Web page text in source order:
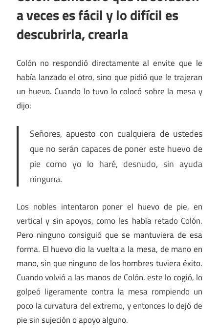
a veces es fácil y lo difícil es
descubrirla, crearla
Colón no respondió directamente al envite que le
había lanzado el otro, sino que pidió que le trajeran
un huevo. Cuando lo tuvo lo colocó sobre la mesa y
dijo:
Señores, apuesto con cualquiera de ustedes
que no serán capaces de poner este huevo de
pie como yo lo haré, desnudo, sin ayuda
ninguna.
Los nobles intentaron poner el huevo de pie, en
vertical y sin apoyos, como les había retado Colón.
Pero ninguno consiguió que se mantuviera de esa
forma. El huevo dio la vuelta a la mesa, de mano en
mano, sin que ninguno de los hombres tuviera éxito.
Cuando volvió a las manos de Colón, este lo cogió, lo
golpeó ligeramente contra la mesa rompiendo un
poco la curvatura del extremo, y entonces lo dejó de
pie sin sujeción o apoyo alguno.